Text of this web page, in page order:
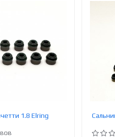
1.8 Elring